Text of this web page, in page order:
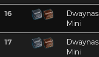
16
Dwaynas
Mini
17
Dwaynas
Mini